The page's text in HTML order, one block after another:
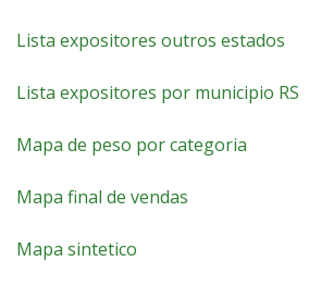
Lista expositores outros estados
Lista expositores por municipio RS
Mapa de peso por categoria
Mapa final de vendas
Mapa sintetico